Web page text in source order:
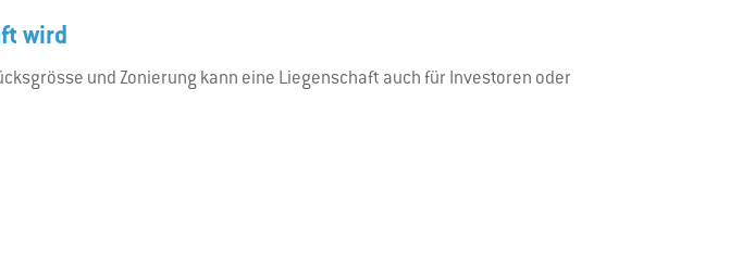
wird
und Zonierung kann eine Liegenschaft auch für Investoren oder